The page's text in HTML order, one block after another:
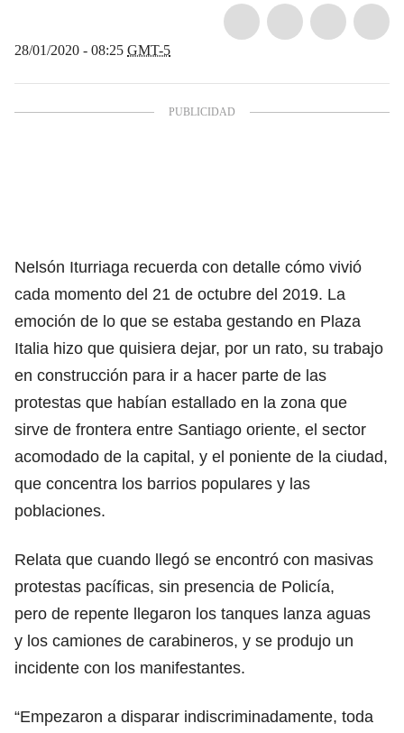
28/01/2020 - 08:25 GMT-5
Nelsón Iturriaga recuerda con detalle cómo vivió
cada momento del 21 de octubre del 2019. La
emoción de lo que se estaba gestando en Plaza
Italia hizo que quisiera dejar, por un rato, su trabajo
en construcción para ir a hacer parte de las
protestas que habían estallado en la zona que
sirve de frontera entre Santiago oriente, el sector
acomodado de la capital, y el poniente de la ciudad,
que concentra los barrios populares y las
poblaciones.
Relata que cuando llegó se encontró con masivas
protestas pacíficas, sin presencia de Policía,
pero de repente llegaron los tanques lanza aguas
y los camiones de carabineros, y se produjo un
incidente con los manifestantes.
“Empezaron a disparar indiscriminadamente, toda